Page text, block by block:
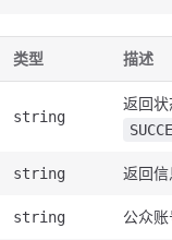
类型 描述
string
返回状
string 返回信
string 公众